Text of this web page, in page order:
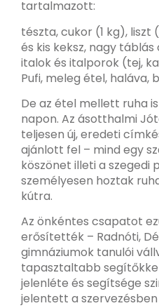
tartalmazott:
tészta, cukor (1 kg), liszt
és kis keksz, nagy táblás
italok és italporok (tej,
Pufi, meleg étel, haláva,
De az étel mellett ruha
napon. Az ásotthalmi
teljesen új, eredeti
ajánlott fel – mind egy
köszönet illeti a szegedi
személyesen hoztak
kútra.
Az önkéntes csapatot
erősítették – Radnóti,
gimnáziumok tanulói
tapasztaltabb
jelenléte és segítsége
jelentett a